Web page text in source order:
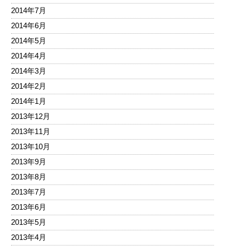
2014年7月
2014年6月
2014年5月
2014年4月
2014年3月
2014年2月
2014年1月
2013年12月
2013年11月
2013年10月
2013年9月
2013年8月
2013年7月
2013年6月
2013年5月
2013年4月